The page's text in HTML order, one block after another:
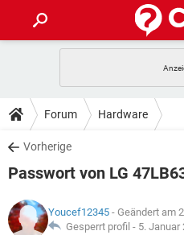
ANDROID
WINDOWS 10
WHATSAPP
FACEBOOK
TIPPS & TRICKS
SPIELE
WHATSAPP
DOWNLOADS
SPIELE
ANDROID
WINDOWS 10
SPIELE
LEXIKON
Forum Hardware
Vorherige
Passwort von LG
Youcef12345 - Geändert am
Gesperrt profil - 5. Januar